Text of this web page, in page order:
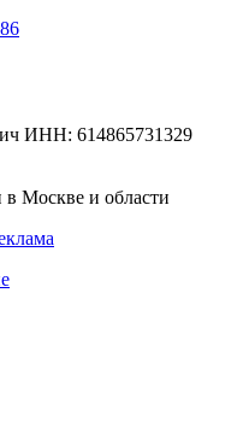
ИНН: 614865731329
Москве и области